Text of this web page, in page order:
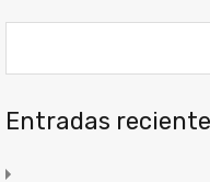
Entradas